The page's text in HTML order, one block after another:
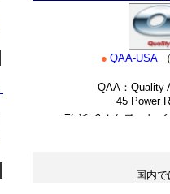
● QAA-USA
QAA：Quality
45 Power
国内
・テラノ_クローム/
/ステンレス_パーツ・
■ホンダ：アコード_